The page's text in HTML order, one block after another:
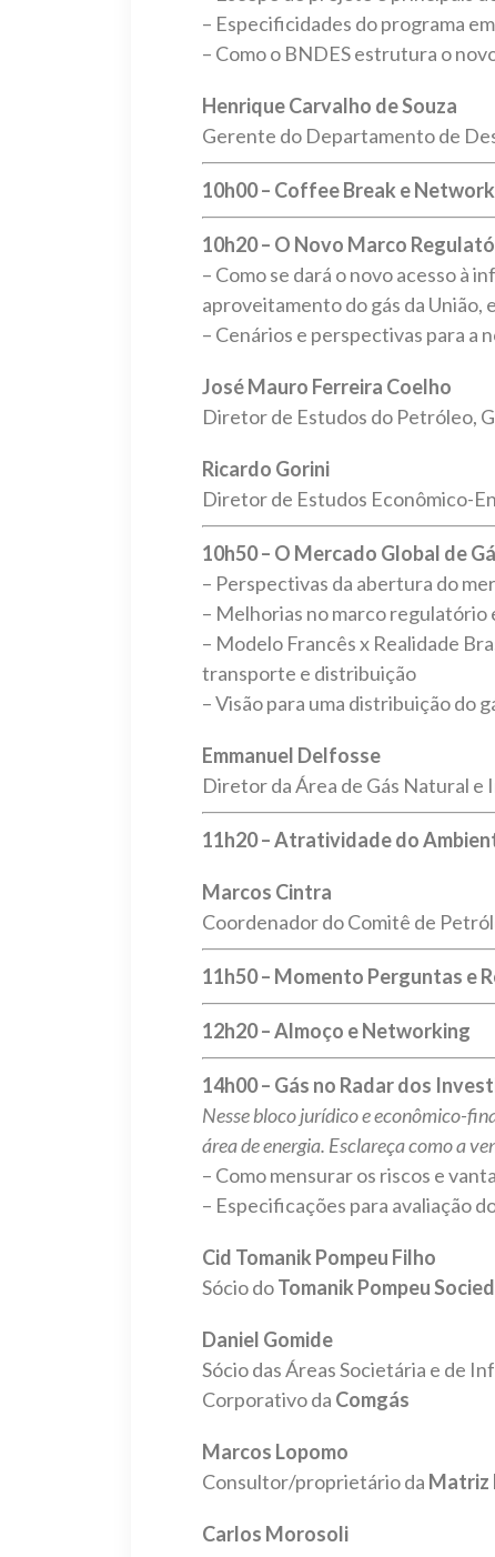
– Especificidades do programa
– Como o BNDES estrutura o
Henrique Carvalho de Souza
Gerente do Departamento de
10h00 – Coffee Break e
10h20 – O Novo Marco
– Como se dará o novo acesso à
aproveitamento do gás da União,
– Cenários e perspectivas para a
José Mauro Ferreira Coelho
Diretor de Estudos do Petróleo,
Ricardo Gorini
Diretor de Estudos Econômico-
10h50 – O Mercado Global de
– Perspectivas da abertura do
– Melhorias no marco
– Modelo Francês x Realidade
transporte e distribuição
– Visão para uma distribuição do
Emmanuel Delfosse
Diretor da Área de Gás Natural
11h20 – Atratividade do
Marcos Cintra
Coordenador do Comitê de
11h50 – Momento Perguntas e
12h20 – Almoço e Networking
14h00 – Gás no Radar dos
Nesse bloco jurídico e econômico-
área de energia. Esclareça como a
– Como mensurar os riscos e
– Especificações para avaliação
Cid Tomanik Pompeu Filho
Sócio doTomanik Pompeu
Daniel Gomide
Sócio das Áreas Societária e de
Corporativo da Comgás
Marcos Lopomo
Consultor/proprietário da Matriz
Carlos Morosoli